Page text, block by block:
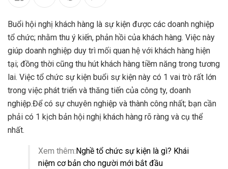
Buổi hội nghị khách hàng là sự kiện được các doanh nghiệp
tổ chức; nhằm thu ý kiến, phản hồi của khách hàng. Việc này
giúp doanh nghiệp duy trì mối quan hệ với khách hàng hiện
tại; đồng thời cũng thu hút khách hàng tiềm năng trong tương
lai. Việc tổ chức sự kiện buổi sự kiện này có 1 vai trò rất lớn
trong việc phát triển và thăng tiến của công ty, doanh
nghiệp.Để có sự chuyên nghiệp và thành công nhất; bạn cần
phải có 1 kịch bản hội nghị khách hàng rõ ràng và cụ thể
nhất.
Xem thêm:Nghề tổ chức sự kiện là gì? Khái
niệm cơ bản cho người mới bắt đầu